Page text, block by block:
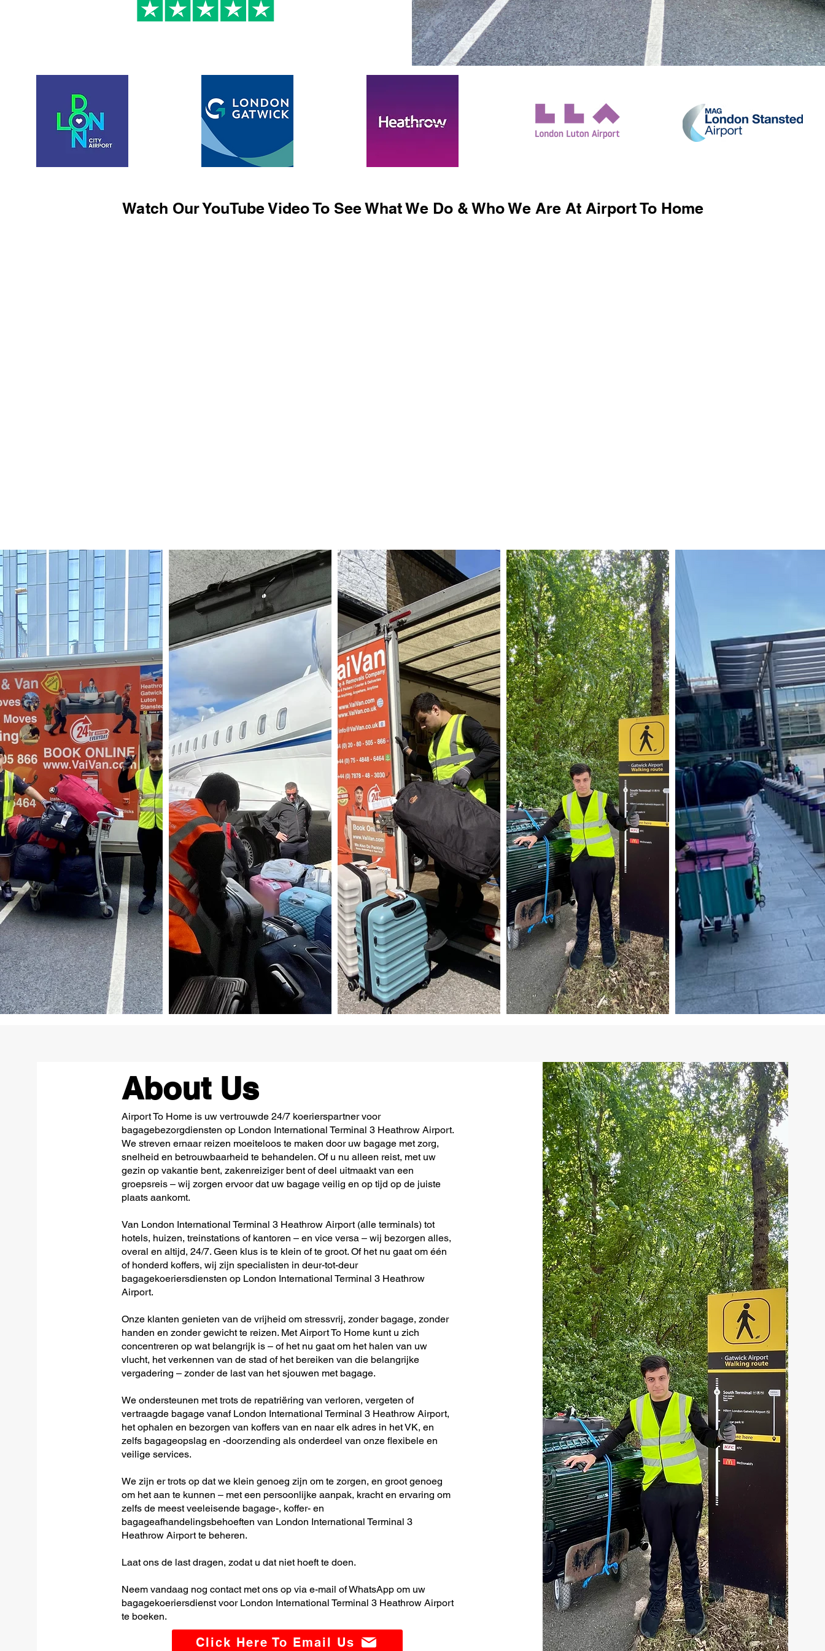
Watch Our YouTube Video To See What We Do & Who We Are At Airport To Home
About Us
Airport To Home is uw vertrouwde 24/7 koerierspartner voor
bagagebezorgdiensten op London International Terminal 3 Heathrow Airport.
We streven ernaar reizen moeiteloos te maken door uw bagage met zorg,
snelheid en betrouwbaarheid te behandelen. Of u nu alleen reist, met uw
gezin op vakantie bent, zakenreiziger bent of deel uitmaakt van een
groepsreis – wij zorgen ervoor dat uw bagage veilig en op tijd op de juiste
plaats aankomt.
Van London International Terminal 3 Heathrow Airport (alle terminals) tot
hotels, huizen, treinstations of kantoren – en vice versa – wij bezorgen alles,
overal en altijd, 24/7. Geen klus is te klein of te groot. Of het nu gaat om één
of honderd koffers, wij zijn specialisten in deur-tot-deur
bagagekoeriersdiensten op London International Terminal 3 Heathrow
Airport.
Onze klanten genieten van de vrijheid om stressvrij, zonder bagage, zonder
handen en zonder gewicht te reizen. Met Airport To Home kunt u zich
concentreren op wat belangrijk is – of het nu gaat om het halen van uw
vlucht, het verkennen van de stad of het bereiken van die belangrijke
vergadering – zonder de last van het sjouwen met bagage.
We ondersteunen met trots de repatriëring van verloren, vergeten of
vertraagde bagage vanaf London International Terminal 3 Heathrow Airport,
het ophalen en bezorgen van koffers van en naar elk adres in het VK, en
zelfs bagageopslag en -doorzending als onderdeel van onze flexibele en
veilige services.
We zijn er trots op dat we klein genoeg zijn om te zorgen, en groot genoeg
om het aan te kunnen – met een persoonlijke aanpak, kracht en ervaring om
zelfs de meest veeleisende bagage-, koffer- en
bagageafhandelingsbehoeften van London International Terminal 3
Heathrow Airport te beheren.
Laat ons de last dragen, zodat u dat niet hoeft te doen.
Neem vandaag nog contact met ons op via e-mail of WhatsApp om uw
bagagekoeriersdienst voor London International Terminal 3 Heathrow Airport
te boeken.
Click Here To Email Us